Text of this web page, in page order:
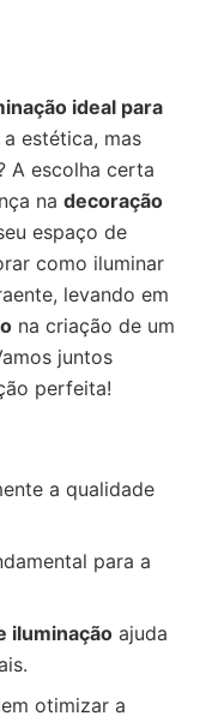
ideal para
estética, mas
A escolha certa
na decoração
espaço de
como iluminar
levando em
na criação de um
juntos
perfeita!
a qualidade
para a
iluminação ajuda
otimizar a